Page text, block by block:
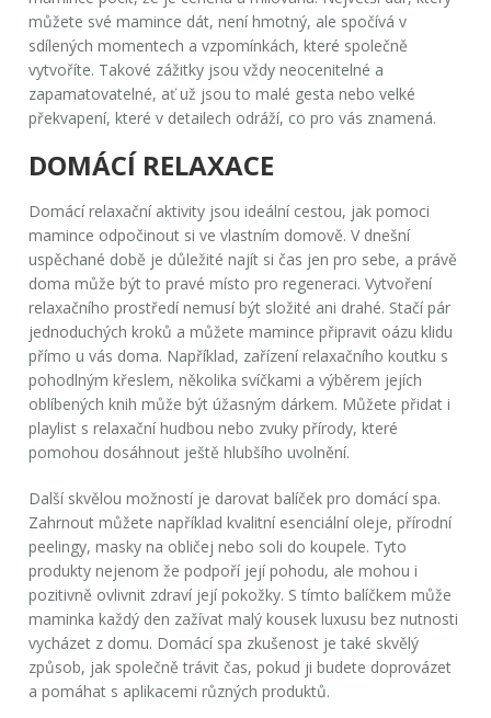
můžete své mamince dát, není hmotný, ale spočívá v
sdílených momentech a vzpomínkách, které společně
vytvoříte. Takové zážitky jsou vždy neocenitelné a
zapamatovatelné, ať už jsou to malé gesta nebo velké
překvapení, které v detailech odráží, co pro vás znamená.
DOMÁCÍ RELAXACE
Domácí relaxační aktivity jsou ideální cestou, jak pomoci
mamince odpočinout si ve vlastním domově. V dnešní
uspěchané době je důležité najít si čas jen pro sebe, a právě
doma může být to pravé místo pro regeneraci. Vytvoření
relaxačního prostředí nemusí být složité ani drahé. Stačí pár
jednoduchých kroků a můžete mamince připravit oázu klidu
přímo u vás doma. Například, zařízení relaxačního koutku s
pohodlným křeslem, několika svíčkami a výběrem jejích
oblíbených knih může být úžasným dárkem. Můžete přidat i
playlist s relaxační hudbou nebo zvuky přírody, které
pomohou dosáhnout ještě hlubšího uvolnění.
Další skvělou možností je darovat balíček pro domácí spa.
Zahrnout můžete například kvalitní esenciální oleje, přírodní
peelingy, masky na obličej nebo soli do koupele. Tyto
produkty nejenom že podpoří její pohodu, ale mohou i
pozitivně ovlivnit zdraví její pokožky. S tímto balíčkem může
maminka každý den zažívat malý kousek luxusu bez nutnosti
vycházet z domu. Domácí spa zkušenost je také skvělý
způsob, jak společně trávit čas, pokud ji budete doprovázet
a pomáhat s aplikacemi různých produktů.